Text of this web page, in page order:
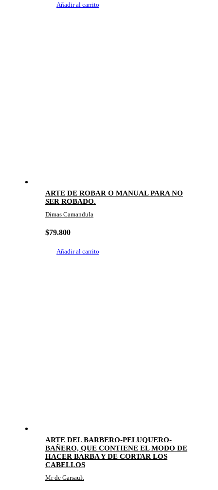
Añadir al carrito
ARTE DE ROBAR O MANUAL PARA NO
SER ROBADO.
Dimas Camandula
$79.800
Añadir al carrito
ARTE DEL BARBERO-PELUQUERO-
BAÑERO, QUE CONTIENE EL MODO DE
HACER BARBA Y DE CORTAR LOS
CABELLOS
Mr de Garsault